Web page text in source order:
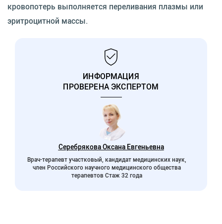
кровопотерь выполняется переливания плазмы или
эритроцитной массы.
ИНФОРМАЦИЯ
ПРОВЕРЕНА ЭКСПЕРТОМ
Серебрякова Оксана Евгеньевна
Врач-терапевт участковый, кандидат медицинских наук,
член Российского научного медицинского общества
терапевтов Стаж 32 года